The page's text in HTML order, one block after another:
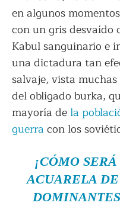
en algunos
con un gris desvaído
Kabul sanguinario e
una dictadura tan
salvaje, vista
del obligado burka,
mayoría de la
guerra con los
¡CÓMO
ACUARELA